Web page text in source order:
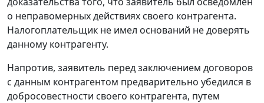
о неправомерных действиях своего контрагента.
Налогоплательщик не имел оснований не доверять
данному контрагенту.
Напротив, заявитель перед заключением договоров
с данным контрагентом предварительно убедился в
добросовестности своего контрагента, путем